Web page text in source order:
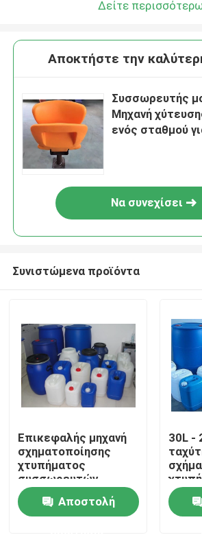
Σπίτι
Προϊόντα
Δείτε
Αποκτήστε την
Συσσωρευτής
Μηχανή
ενός σταθμού
Να συνεχίσει
Συνιστώμενα προϊόντα
Επικεφαλής μηχανή
σχηματοποίησης
χτυπήματος
συσσωρευτών
φραγμών δεσμών για
20L - χημικός κάδος
συσσώρευσης 200L
Αποστολή
30L -